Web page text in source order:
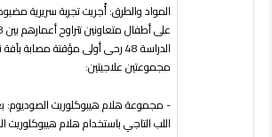
المواد والطرق:أُجريت تجربة سريرية
الدراسة 48 رحى أولى مؤقتة مصابة
مجموعتين علاجيتين:
- مجموعة هلام هيبوكلوريت الصوديوم: